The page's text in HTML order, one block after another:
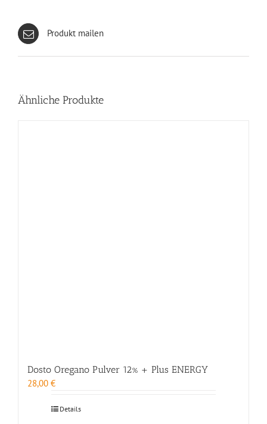
Produkt mailen
Ähnliche Produkte
Dosto Oregano Pulver 12% + Plus ENERGY
28,00 €
Details